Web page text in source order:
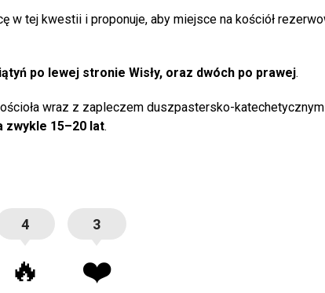
tej kwestii i proponuje, aby miejsce na kościół
po lewej stronie Wisły, oraz dwóch po prawej.
wraz z zapleczem duszpastersko-
zwykle 15–20 lat.
4
🔥
3
❤️